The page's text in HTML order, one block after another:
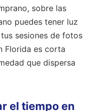
sobre las
puedes tener luz
sesiones de fotos
Florida es corta
que dispersa
el tiempo en